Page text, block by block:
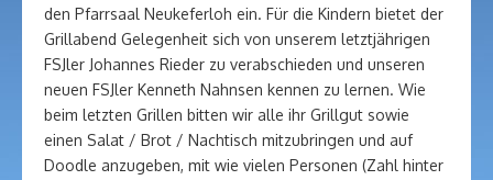
den Pfarrsaal Neukeferloh ein. Für die Kindern bietet der
Grillabend Gelegenheit sich von unserem letztjährigen
FSJler Johannes Rieder zu verabschieden und unseren
neuen FSJler Kenneth Nahnsen kennen zu lernen. Wie
beim letzten Grillen bitten wir alle ihr Grillgut sowie
einen Salat / Brot / Nachtisch mitzubringen und auf
Doodle anzugeben, mit wie vielen Personen (Zahl hinter